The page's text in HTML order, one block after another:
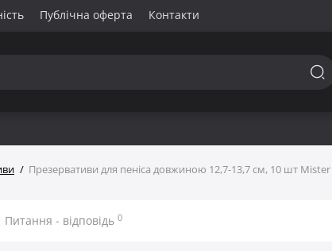
Публічна оферта Контакти
Презервативи для пеніса довжиною 12,7-13,7 см, 10 шт Mister
Питання - відповідь 0